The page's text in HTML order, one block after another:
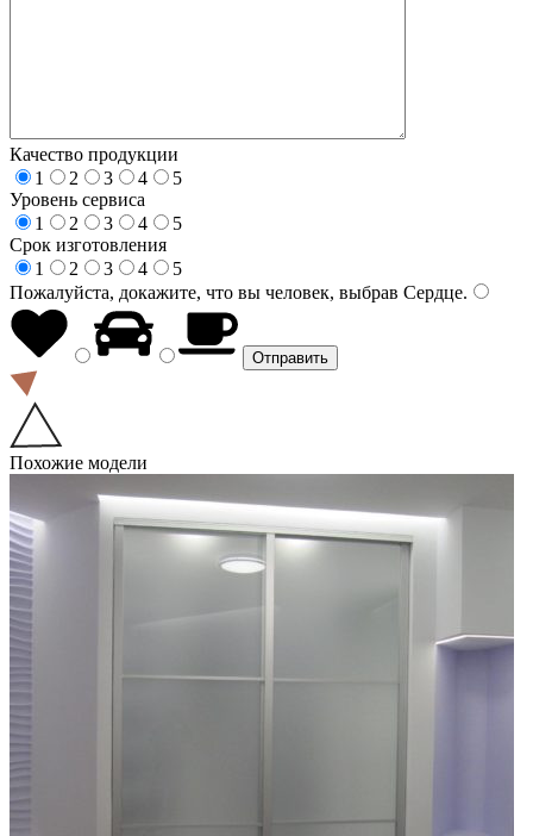
Качество продукции
1
2 3 4
5
Уровень сервиса
1
2 3 4
5
Срок изготовления
1
2 3 4
5
Пожалуйста, докажите, что вы человек, выбрав Сердце.
Похожие модели